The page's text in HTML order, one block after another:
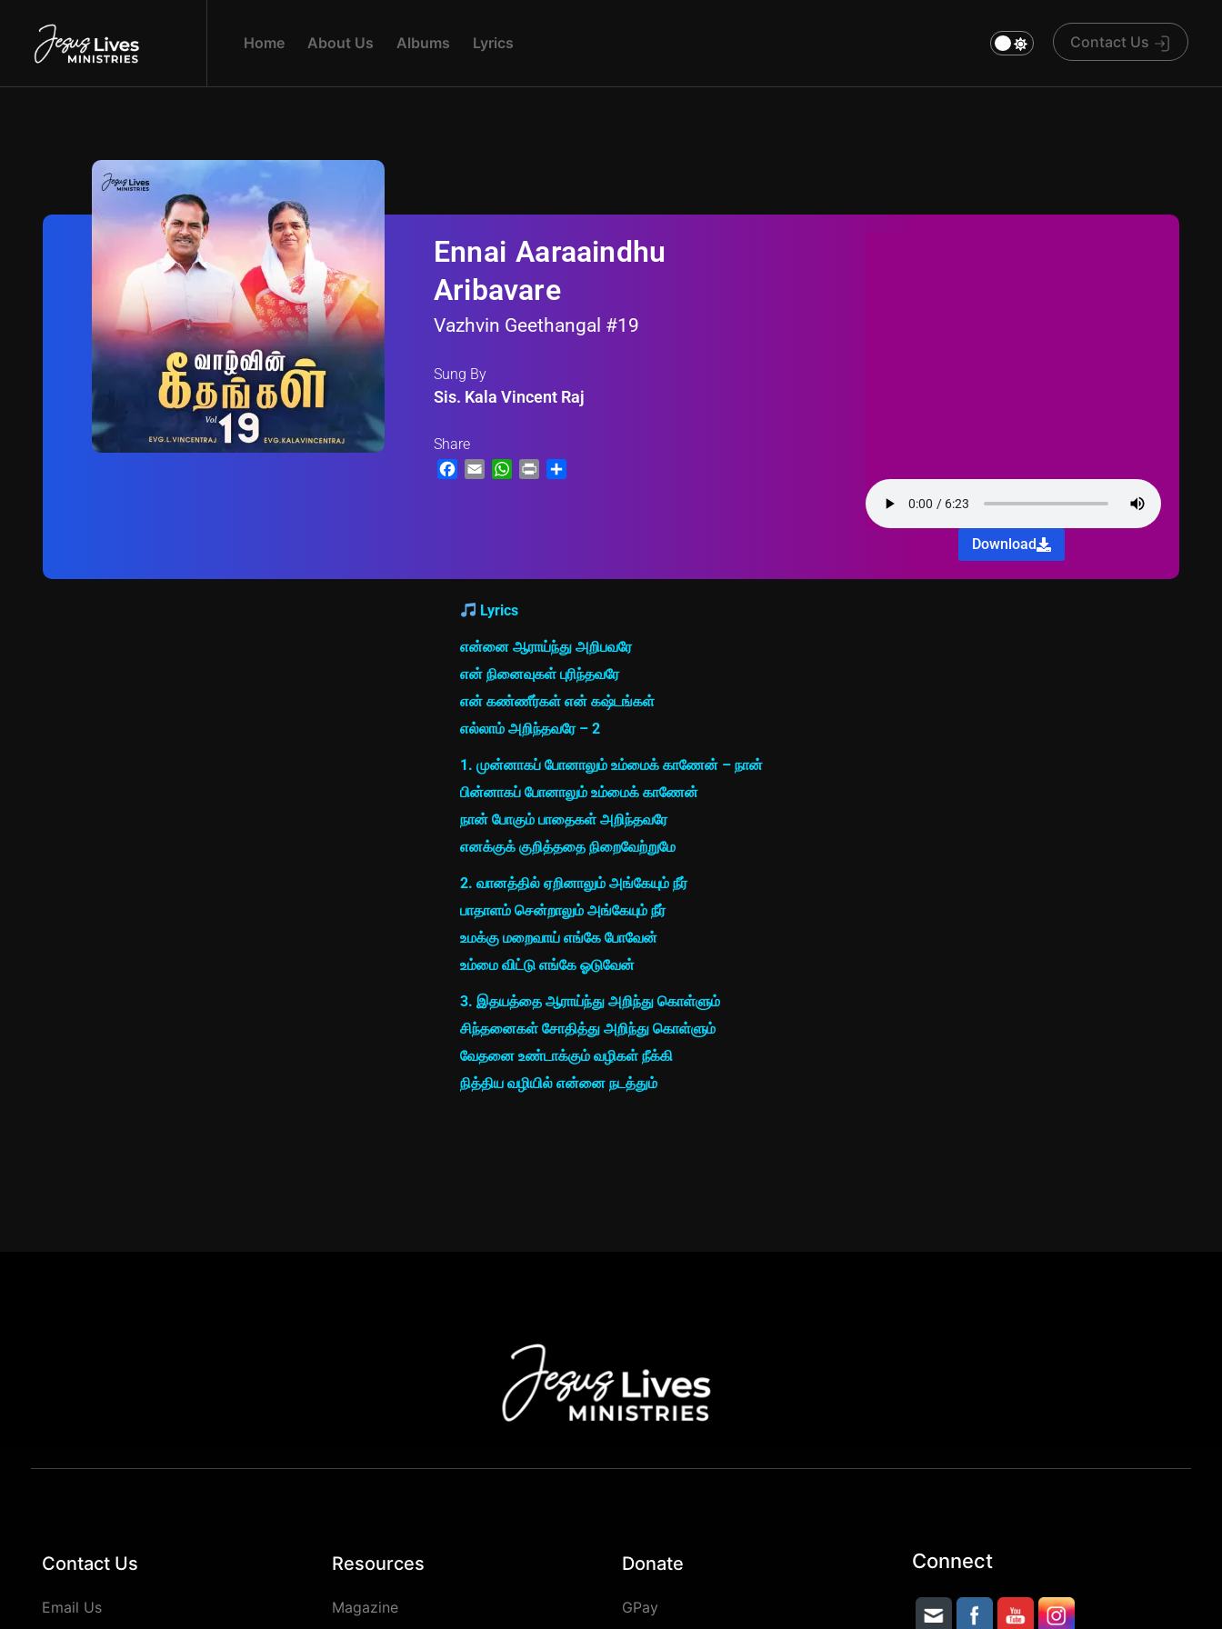
HOME ABOUT US ALBUMS LYRICS Contact Us
Ennai Aaraaindhu
Aribavare
Vazhvin Geethangal #19
Sung By
Sis. Kala Vincent Raj
Share
Facebook
Email WhatsApp
Print
Download
Lyrics
என்னை ஆராய்ந்து அறிபவரே
என் நினைவுகள் புரிந்தவரே
என் கண்ணீர்கள் என் கஷ்டங்கள்
எல்லாம் அறிந்தவரே – 2
1. முன்னாகப் போனாலும் உம்மைக் காணேன் – நான்
பின்னாகப் போனாலும் உம்மைக் காணேன்
நான் போகும் பாதைகள் அறிந்தவரே
எனக்குக் குறித்ததை நிறைவேற்றுமே
2. வானத்தில் ஏறினாலும் அங்கேயும் நீர்
பாதாளம் சென்றாலும் அங்கேயும் நீர்
உமக்கு மறைவாய் எங்கே போவேன்
உம்மை விட்டு எங்கே ஓடுவேன்
3. இதயத்தை ஆராய்ந்து அறிந்து கொள்ளும்
சிந்தனைகள் சோதித்து அறிந்து கொள்ளும்
வேதனை உண்டாக்கும் வழிகள் நீக்கி
நித்திய வழியில் என்னை நடத்தும்
Contact Us
Email Us
Resources
Magazine
Donate
GPay
Connect